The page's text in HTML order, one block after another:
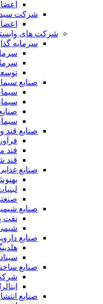
شرکت
شرکت های
سرمایه
صنایع
صنایع قند
قند
قند
صنایع
صنایع
نفت
صنایع
صنایع
صنایع